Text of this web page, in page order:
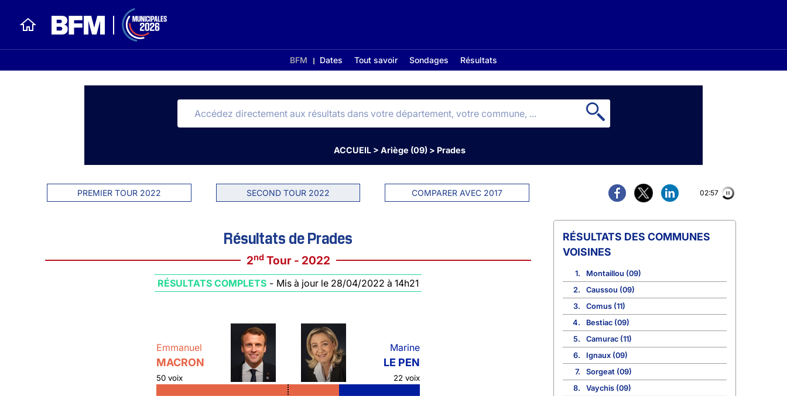
BFM Dates Tout savoir Sondages Résultats
ACCUEIL> Ariège (09)> Prades
PREMIER TOUR 2022 SECOND TOUR 2022 COMPARER AVEC 2017 02:56
Résultats de Prades
2ndTour - 2022
RÉSULTATS COMPLETS - Mis à jour le 28/04/2022 à 14h21
Emmanuel
MACRON
50 voix
Marine
LE PEN
22 voix
COMMUNES
VOISINES
1.
Montaillou (09)
2.
Caussou (09)
3.
Comus (11)
4.
Bestiac (09)
5.
Camurac (11)
6.
Ignaux (09)
7.
Sorgeat (09)
8.
Vaychis (09)